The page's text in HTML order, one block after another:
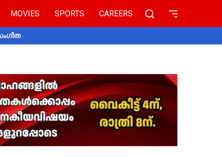
MOVIES SPORTS CAREERS